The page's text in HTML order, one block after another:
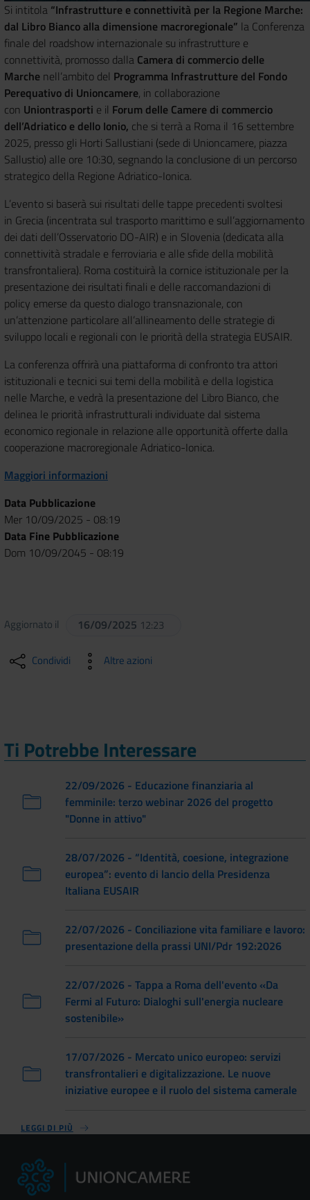
Si intitola “Infrastrutture e connettività per la Regione Marche:
dal Libro Bianco alla dimensione macroregionale” la Conferenza
finale del roadshow internazionale su infrastrutture e
connettività, promosso dalla Camera di commercio delle
Marche nell’ambito del Programma Infrastrutture del Fondo
Perequativo di Unioncamere, in collaborazione
con Uniontrasporti e il Forum delle Camere di commercio
dell’Adriatico e dello Ionio, che si terrà a Roma il 16 settembre
2025, presso gli Horti Sallustiani (sede di Unioncamere, piazza
Sallustio) alle ore 10:30, segnando la conclusione di un percorso
strategico della Regione Adriatico-Ionica.
L’evento si baserà sui risultati delle tappe precedenti svoltesi
in Grecia (incentrata sul trasporto marittimo e sull’aggiornamento
dei dati dell’Osservatorio DO-AIR) e in Slovenia (dedicata alla
connettività stradale e ferroviaria e alle sfide della mobilità
transfrontaliera). Roma costituirà la cornice istituzionale per la
presentazione dei risultati finali e delle raccomandazioni di
policy emerse da questo dialogo transnazionale, con
un’attenzione particolare all’allineamento delle strategie di
sviluppo locali e regionali con le priorità della strategia EUSAIR.
La conferenza offrirà una piattaforma di confronto tra attori
istituzionali e tecnici sui temi della mobilità e della logistica
nelle Marche, e vedrà la presentazione del Libro Bianco, che
delinea le priorità infrastrutturali individuate dal sistema
economico regionale in relazione alle opportunità offerte dalla
cooperazione macroregionale Adriatico-Ionica.
Maggiori informazioni
Data Pubblicazione
Mer 10/09/2025 - 08:19
Data Fine Pubblicazione
Dom 10/09/2045 - 08:19
Aggiornato il 16/09/2025 12:23
Condividi Altre azioni
Ti Potrebbe Interessare
22/09/2026 - Educazione finanziaria al
femminile: terzo webinar 2026 del progetto
"Donne in attivo"
28/07/2026 - “Identità, coesione, integrazione
europea”: evento di lancio della Presidenza
Italiana EUSAIR
22/07/2026 - Conciliazione vita familiare e lavoro:
presentazione della prassi UNI/Pdr 192:2026
22/07/2026 - Tappa a Roma dell'evento «Da
Fermi al Futuro: Dialoghi sull'energia nucleare
sostenibile»
17/07/2026 - Mercato unico europeo: servizi
transfrontalieri e digitalizzazione. Le nuove
iniziative europee e il ruolo del sistema camerale
LEGGI DI PIÙ